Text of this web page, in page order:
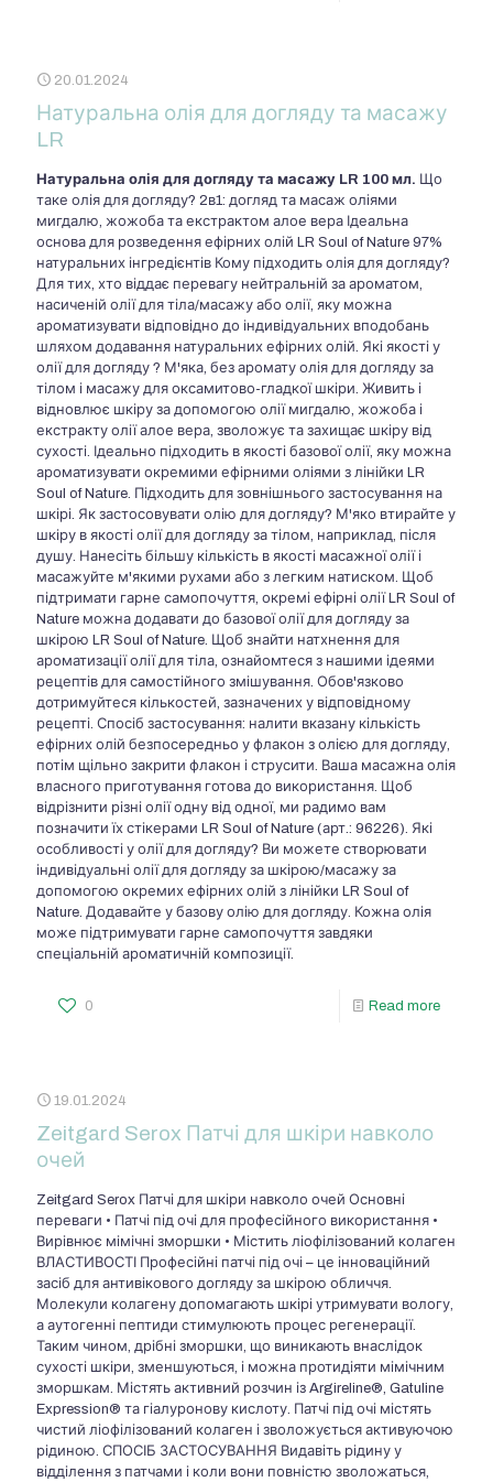
20.01.2024
Натуральна олія для догляду та масажу
LR
Натуральна олія для догляду та масажу LR 100 мл. Що
таке олія для догляду? 2в1: догляд та масаж оліями
мигдалю, жожоба та екстрактом алое вера Ідеальна
основа для розведення ефірних олій LR Soul of Nature 97%
натуральних інгредієнтів Кому підходить олія для догляду?
Для тих, хто віддає перевагу нейтральній за ароматом,
насиченій олії для тіла/масажу або олії, яку можна
ароматизувати відповідно до індивідуальних вподобань
шляхом додавання натуральних ефірних олій. Які якості у
олії для догляду ? М'яка, без аромату олія для догляду за
тілом і масажу для оксамитово-гладкої шкіри. Живить і
відновлює шкіру за допомогою олії мигдалю, жожоба і
екстракту олії алое вера, зволожує та захищає шкіру від
сухості. Ідеально підходить в якості базової олії, яку можна
ароматизувати окремими ефірними оліями з лінійки LR
Soul of Nature. Підходить для зовнішнього застосування на
шкірі. Як застосовувати олію для догляду? М'яко втирайте у
шкіру в якості олії для догляду за тілом, наприклад, після
душу. Нанесіть більшу кількість в якості масажної олії і
масажуйте м'якими рухами або з легким натиском. Щоб
підтримати гарне самопочуття, окремі ефірні олії LR Soul of
Nature можна додавати до базової олії для догляду за
шкірою LR Soul of Nature. Щоб знайти натхнення для
ароматизації олії для тіла, ознайомтеся з нашими ідеями
рецептів для самостійного змішування. Обов'язково
дотримуйтеся кількостей, зазначених у відповідному
рецепті. Спосіб застосування: налити вказану кількість
ефірних олій безпосередньо у флакон з олією для догляду,
потім щільно закрити флакон і струсити. Ваша масажна олія
власного приготування готова до використання. Щоб
відрізнити різні олії одну від одної, ми радимо вам
позначити їх стікерами LR Soul of Nature (арт.: 96226). Які
особливості у олії для догляду? Ви можете створювати
індивідуальні олії для догляду за шкірою/масажу за
допомогою окремих ефірних олій з лінійки LR Soul of
Nature. Додавайте у базову олію для догляду. Кожна олія
може підтримувати гарне самопочуття завдяки
спеціальній ароматичній композиції.
0 Read more
19.01.2024
Zeitgard Serox Патчі для шкіри навколо
очей
Zeitgard Serox Патчі для шкіри навколо очей Основні
переваги • Патчі під очі для професійного використання •
Вирівнює мімічні зморшки • Містить ліофілізований колаген
ВЛАСТИВОСТІ Професійні патчі під очі – це інноваційний
засіб для антивікового догляду за шкірою обличчя.
Молекули колагену допомагають шкірі утримувати вологу,
а аутогенні пептиди стимулюють процес регенерації.
Таким чином, дрібні зморшки, що виникають внаслідок
сухості шкіри, зменшуються, і можна протидіяти мімічним
зморшкам. Містять активний розчин із Argireline®, Gatuline
Expression® та гіалуронову кислоту. Патчі під очі містять
чистий ліофілізований колаген і зволожується активуючою
рідиною. СПОСІБ ЗАСТОСУВАННЯ Видавіть рідину у
відділення з патчами і коли вони повністю зволожаться,